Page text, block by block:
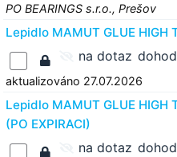
PO BEARINGS s.r.o., Prešov
Lepidlo MAMUT GLUE
na dotaz
aktualizováno 27.07.2026
Lepidlo MAMUT GLUE
(PO EXPIRACI)
na dotaz